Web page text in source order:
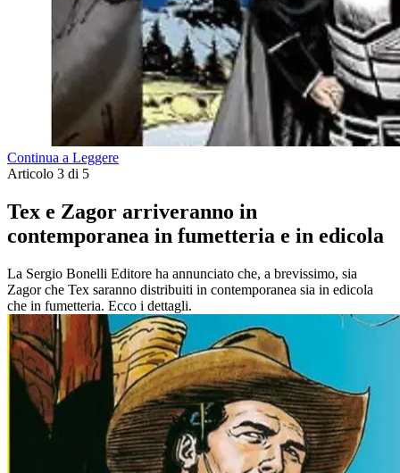
Continua a Leggere
Articolo 3 di 5
Tex e Zagor arriveranno in
contemporanea in fumetteria e in edicola
La Sergio Bonelli Editore ha annunciato che, a brevissimo, sia
Zagor che Tex saranno distribuiti in contemporanea sia in edicola
che in fumetteria. Ecco i dettagli.